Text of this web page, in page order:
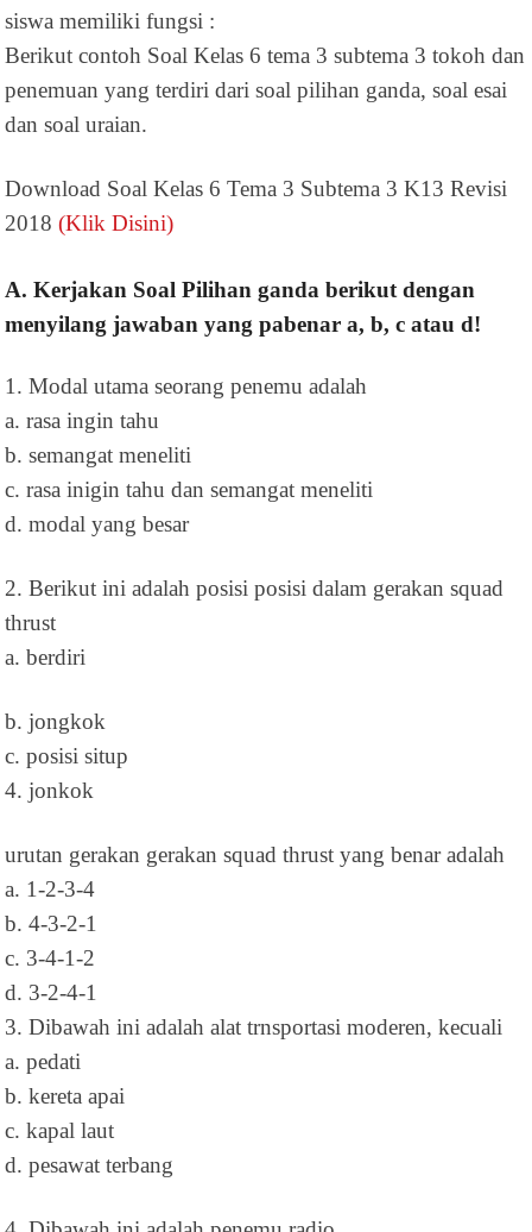
siswa memiliki fungsi :
Berikut contoh Soal Kelas 6 tema 3 subtema 3 tokoh dan
penemuan yang terdiri dari soal pilihan ganda, soal esai
dan soal uraian.
Download Soal Kelas 6 Tema 3 Subtema 3 K13 Revisi
2018(Klik Disini)
A. Kerjakan Soal Pilihan ganda berikut dengan
menyilang jawaban yang pabenar a, b, c atau d!
1. Modal utama seorang penemu adalah
a. rasa ingin tahu
b. semangat meneliti
c. rasa inigin tahu dan semangat meneliti
d. modal yang besar
2. Berikut ini adalah posisi posisi dalam gerakan squad
thrust
a. berdiri
b. jongkok
c. posisi situp
4. jonkok
urutan gerakan gerakan squad thrust yang benar adalah
a. 1-2-3-4
b. 4-3-2-1
c. 3-4-1-2
d. 3-2-4-1
3. Dibawah ini adalah alat trnsportasi moderen, kecuali
a. pedati
b. kereta apai
c. kapal laut
d. pesawat terbang